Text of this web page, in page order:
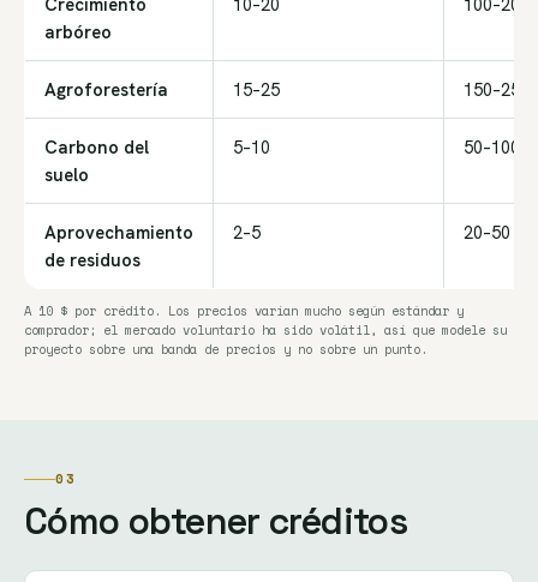
arbóreo
Agroforestería 15–25 150–250
Carbono del
suelo
5–10 50–100
Aprovechamiento
de residuos
2–5 20–50
A 10 $ por crédito. Los precios varían mucho según estándar y
comprador; el mercado voluntario ha sido volátil, así que modele su
proyecto sobre una banda de precios y no sobre un punto.
03
Cómo obtener créditos